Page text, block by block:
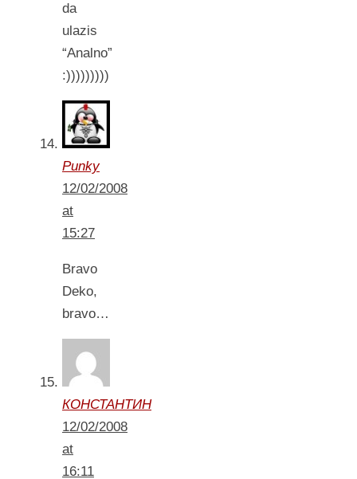
da
ulazis
“Analno”
:)))))))))
Punky
12/02/2008
at
15:27
Bravo
Deko,
bravo…
КОНСТАНТИН
12/02/2008
at
16:11